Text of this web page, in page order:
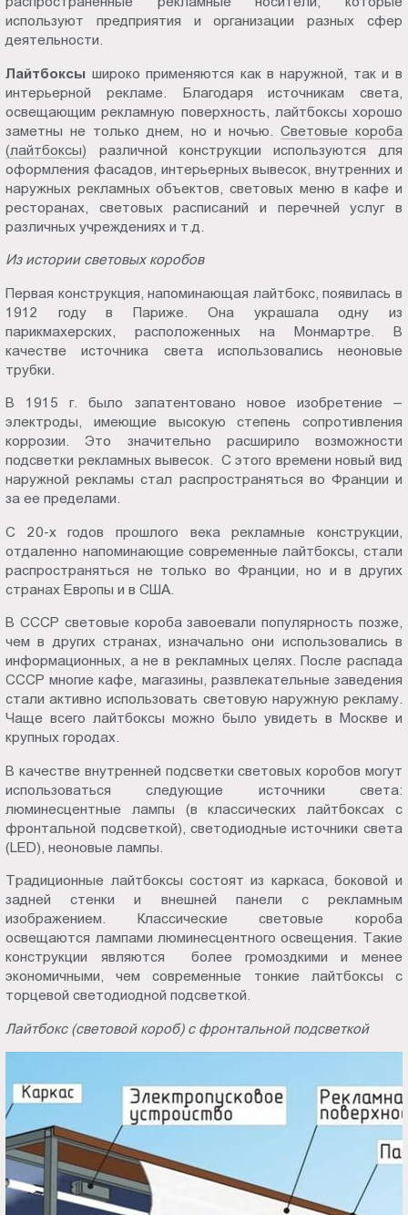
используют предприятия и организации разных сфер
деятельности.
Лайтбоксы широко применяются как в наружной, так и в
интерьерной рекламе. Благодаря источникам света,
освещающим рекламную поверхность, лайтбоксы хорошо
заметны не только днем, но и ночью. Световые коробa
(лайтбоксы) различной конструкции используются для
оформления фасадов, интерьерных вывесок, внутренних и
наружных рекламных объектов, световых меню в кафе и
ресторанах, световых расписаний и перечней услуг в
различных учреждениях и т.д.
Из истории световых коробов
Первая конструкция, напоминающая лайтбокс, появилась в
1912 году в Париже. Она украшала одну из
парикмахерских, расположенных на Монмартре. В
качестве источника света использовались неоновые
трубки.
В 1915 г. было запатентовано новое изобретение –
электроды, имеющие высокую степень сопротивления
коррозии. Это значительно расширило возможности
подсветки рекламных вывесок. С этого времени новый вид
наружной рекламы стал распространяться во Франции и
за ее пределами.
С 20-х годов прошлого века рекламные конструкции,
отдаленно напоминающие современные лайтбоксы, стали
распространяться не только во Франции, но и в других
странах Европы и в США.
В СССР световые короба завоевали популярность позже,
чем в других странах, изначально они использовались в
информационных, а не в рекламных целях. После распада
СССР многие кафе, магазины, развлекательные заведения
стали активно использовать световую наружную рекламу.
Чаще всего лайтбоксы можно было увидеть в Москве и
крупных городах.
В качестве внутренней подсветки световых коробов могут
использоваться следующие источники света:
люминесцентные лампы (в классических лайтбоксах с
фронтальной подсветкой), светодиодные источники света
(LED), неоновые лампы.
Традиционные лайтбоксы состоят из каркаса, боковой и
задней стенки и внешней панели с рекламным
изображением. Классические световые короба
освещаются лампами люминесцентного освещения. Такие
конструкции являются более громоздкими и менее
экономичными, чем современные тонкие лайтбоксы с
торцевой светодиодной подсветкой.
Лайтбокс (световой короб) с фронтальной подсветкой
Пт.:
9.00-
Сб.,
выходной